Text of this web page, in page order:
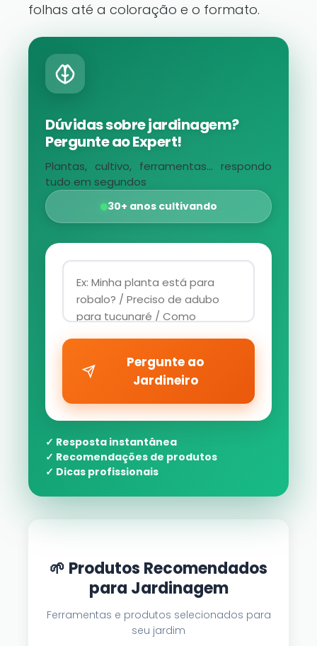
folhas até a coloração e o formato.
Dúvidas sobre jardinagem?
Pergunte ao Expert!
Plantas, cultivo, ferramentas... respondo
tudo em segundos
30+ anos cultivando
Pergunte ao
Jardineiro
✓ Resposta instantânea
✓ Recomendações de produtos
✓ Dicas profissionais
🌱 Produtos Recomendados
para Jardinagem
Ferramentas e produtos selecionados para
seu jardim